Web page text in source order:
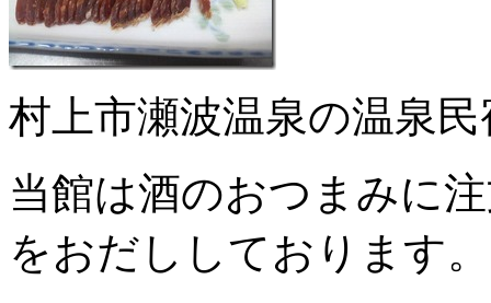
村上市瀬波温泉の温泉民
当館は酒のおつまみに
をおだししております。